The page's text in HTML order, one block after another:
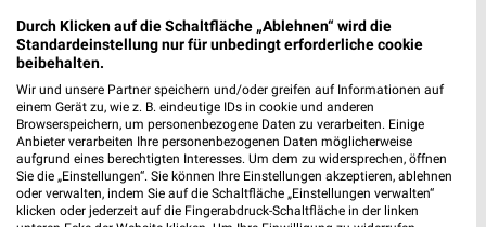
weekli - Prospekte & Angebote App
Alle REWE Angebote immer griffbereit – mit der kostenlosen
weekli App für iOS & Android.
Durch Klicken auf die Schaltfläche „Ablehnen“ wird die
Standardeinstellung nur für unbedingt erforderliche cookie
beibehalten.
Wir und unsere Partner speichern und/oder greifen auf Informationen auf
einem Gerät zu, wie z. B. eindeutige IDs in cookie und anderen
Browserspeichern, um personenbezogene Daten zu verarbeiten. Einige
Anbieter verarbeiten Ihre personenbezogenen Daten möglicherweise
aufgrund eines berechtigten Interesses. Um dem zu widersprechen, öffnen
Sie die „Einstellungen“. Sie können Ihre Einstellungen akzeptieren, ablehnen
oder verwalten, indem Sie auf die Schaltfläche „Einstellungen verwalten“
klicken oder jederzeit auf die Fingerabdruck-Schaltfläche in der linken